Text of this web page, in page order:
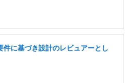
件に基づき設計のレビュアーとし